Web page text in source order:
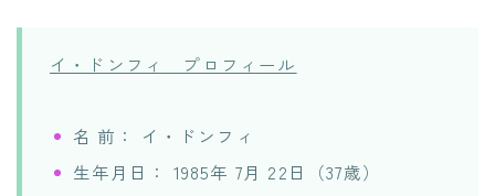
イ・ドンフィ プロフィール
名 前： イ・ドンフィ
生年月日： 1985年 7月 22日（37歳）